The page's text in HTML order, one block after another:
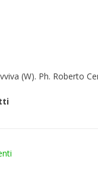
(W). Ph. Roberto